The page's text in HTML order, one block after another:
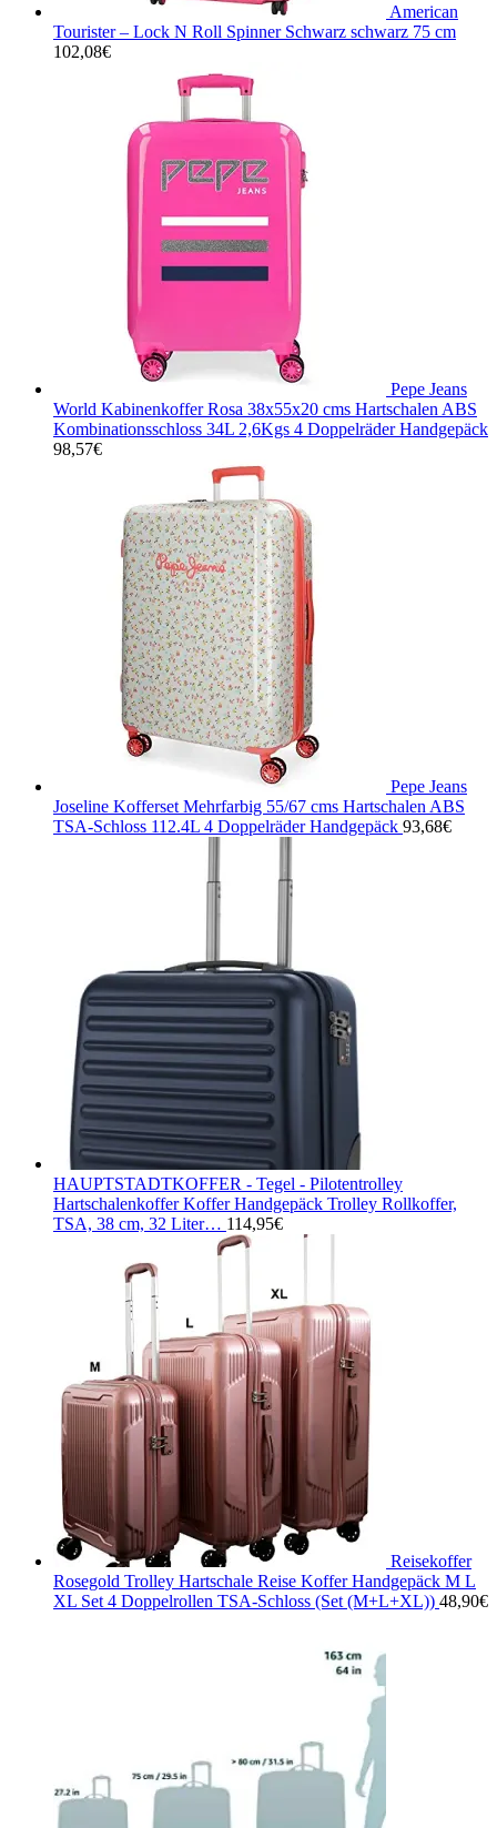
American
Tourister – Lock N Roll Spinner Schwarz schwarz 75 cm
102,08€
Pepe Jeans
World Kabinenkoffer Rosa 38x55x20 cms Hartschalen ABS
Kombinationsschloss 34L 2,6Kgs 4 Doppelräder Handgepäck
98,57€
Pepe Jeans
Joseline Kofferset Mehrfarbig 55/67 cms Hartschalen ABS
TSA-Schloss 112.4L 4 Doppelräder Handgepäck 93,68€
HAUPTSTADTKOFFER - Tegel - Pilotentrolley
Hartschalenkoffer Koffer Handgepäck Trolley Rollkoffer,
TSA, 38 cm, 32 Liter… 114,95€
Reisekoffer
Rosegold Trolley Hartschale Reise Koffer Handgepäck M L
XL Set 4 Doppelrollen TSA-Schloss (Set (M+L+XL)) 48,90€